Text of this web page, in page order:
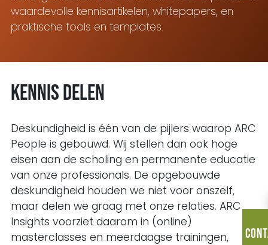
waardevolle kennisartikelen, whitepapers, en
praktische tools en templates.
Kennis delen
Deskundigheid is één van de pijlers waarop ARC
People is gebouwd. Wij stellen dan ook hoge
eisen aan de scholing en permanente educatie
van onze professionals. De opgebouwde
deskundigheid houden we niet voor onszelf,
maar delen we graag met onze relaties. ARC
Insights voorziet daarom in (online)
masterclasses en meerdaagse trainingen,